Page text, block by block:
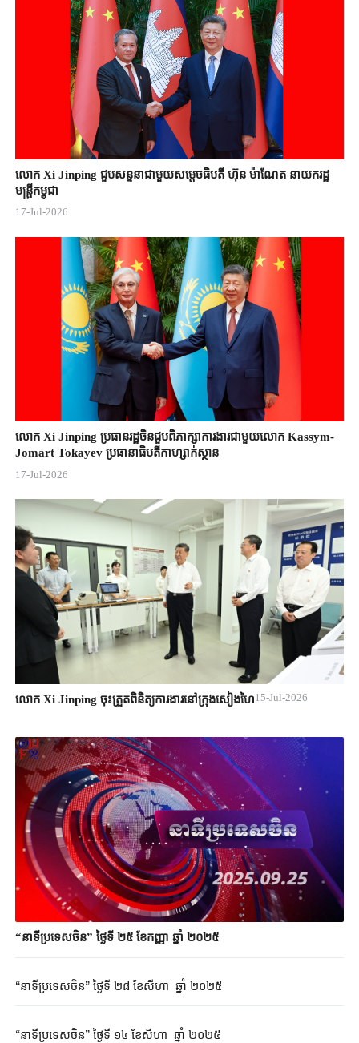
លោក Xi Jinping ជួបសន្ទនាជាមួយសម្តេចធិបតី ហ៊ុន ម៉ាណែត នាយករដ្ឋ
មន្ត្រីកម្ពុជា
17-Jul-2026
លោក Xi Jinping ប្រធានរដ្ឋចិន​ជួបពិភាក្សា​ការងារជាមួយ​លោក Kassym-
Jomart ​Tokayev ​ប្រធានាធិបតី​កាហ្សាក់ស្ថាន​
17-Jul-2026
លោក Xi Jinping ចុះត្រួតពិនិត្យការងារនៅក្រុងសៀងហៃ15-Jul-2026
“នាទីប្រទេសចិន” ថ្ងៃទី ២៥ ខែកញ្ញា ឆ្នាំ ២០២៥
“នាទីប្រទេសចិន” ថ្ងៃទី ២៨ ខែសីហា ឆ្នាំ ២០២៥
“នាទីប្រទេសចិន” ថ្ងៃទី ១៤ ខែសីហា​​ ឆ្នាំ ២០២៥